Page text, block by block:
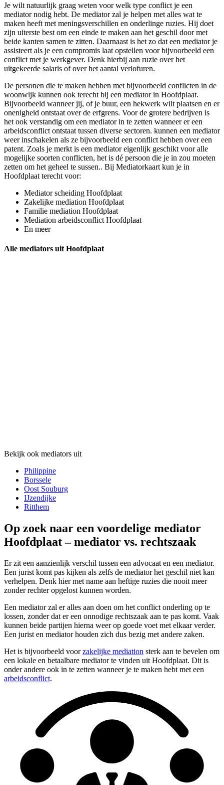
Je wilt natuurlijk graag weten voor welk type conflict je een
mediator nodig hebt. De mediator zal je helpen met alles wat te
maken heeft met meningsverschillen en onderlinge ruzies. Hij doet
zijn uiterste best om een einde te maken aan het geschil door met
beide kanten samen te zitten. Daarnaast is het zo dat een mediator je
assisteert als je een compromis laat opstellen voor bijvoorbeeld een
conflict met je werkgever. Denk hierbij aan ruzie over het
uitgekeerde salaris of over het aantal verlofuren.
De personen die te maken hebben met bijvoorbeeld conflicten in de
woonwijk kunnen ook terecht bij een mediator in Hoofdplaat.
Bijvoorbeeld wanneer jij, of je buur, een hekwerk wilt plaatsen en er
onenigheid ontstaat over de erfgrens. Voor de grotere bedrijven is
het ook verstandig om een mediator in te zetten wanneer er een
arbeidsconflict ontstaat tussen diverse sectoren. kunnen een mediator
weer inschakelen als ze bijvoorbeeld een conflict hebben over een
patent. Zoals je merkt is een mediator eigenlijk geschikt voor alle
mogelijke soorten conflicten, het is dé persoon die je in zou moeten
zetten om het geheel te sussen.. Bij Mediatorkaart kun je in
Hoofdplaat terecht voor:
Mediator scheiding Hoofdplaat
Zakelijke mediation Hoofdplaat
Familie mediation Hoofdplaat
Mediation arbeidsconflict Hoofdplaat
En meer
Alle mediators uit Hoofdplaat
Bekijk ook mediators uit
Philippine
Borssele
Oost Souburg
IJzendijke
Ritthem
Op zoek naar een voordelige mediator
Hoofdplaat – mediator vs. rechtszaak
Er zit een aanzienlijk verschil tussen een advocaat en een mediator.
Een jurist komt pas kijken als zelfs de mediator het geschil niet kan
verhelpen. Denk hier met name aan heftige ruzies die nooit meer
zonder rechter opgelost kunnen worden.
Een mediator zal er alles aan doen om het conflict onderling op te
lossen, zonder dat er een onnodige rechtszaak aan te pas komt. Vaak
kunnen beide partijen hierna weer op goede voet met elkaar verder.
Een jurist en mediator houden zich dus bezig met andere zaken.
Het is bijvoorbeeld voorzakelijke mediation sterk aan te bevelen om
een lokale en betaalbare mediator te vinden uit Hoofdplaat. Dit is
onder andere ook in te zetten wanneer je te maken hebt met een
arbeidsconflict.